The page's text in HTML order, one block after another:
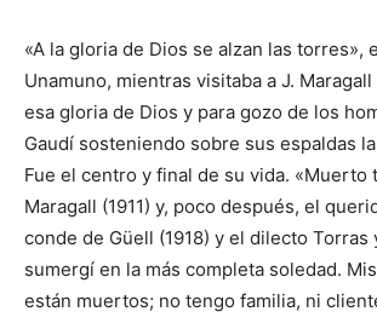
«A la gloria de Dios se alzan las torres»,
Unamuno, mientras visitaba a J.
esa gloria de Dios y para gozo de los
Gaudí sosteniendo sobre sus espaldas
Fue el centro y final de su vida. «Muerto
Maragall (1911) y, poco después, el
conde de Güell (1918) y el dilecto Torras
sumergí en la más completa soledad.
están muertos; no tengo familia, ni